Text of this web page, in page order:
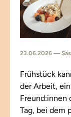
23.06.2026 —
Frühstück
der Arbeit,
Freund:innen
Tag, bei dem